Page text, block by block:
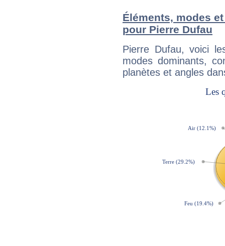
Éléments, modes
pour Pierre Dufau
Pierre Dufau, voici
modes dominants,
planètes et angles